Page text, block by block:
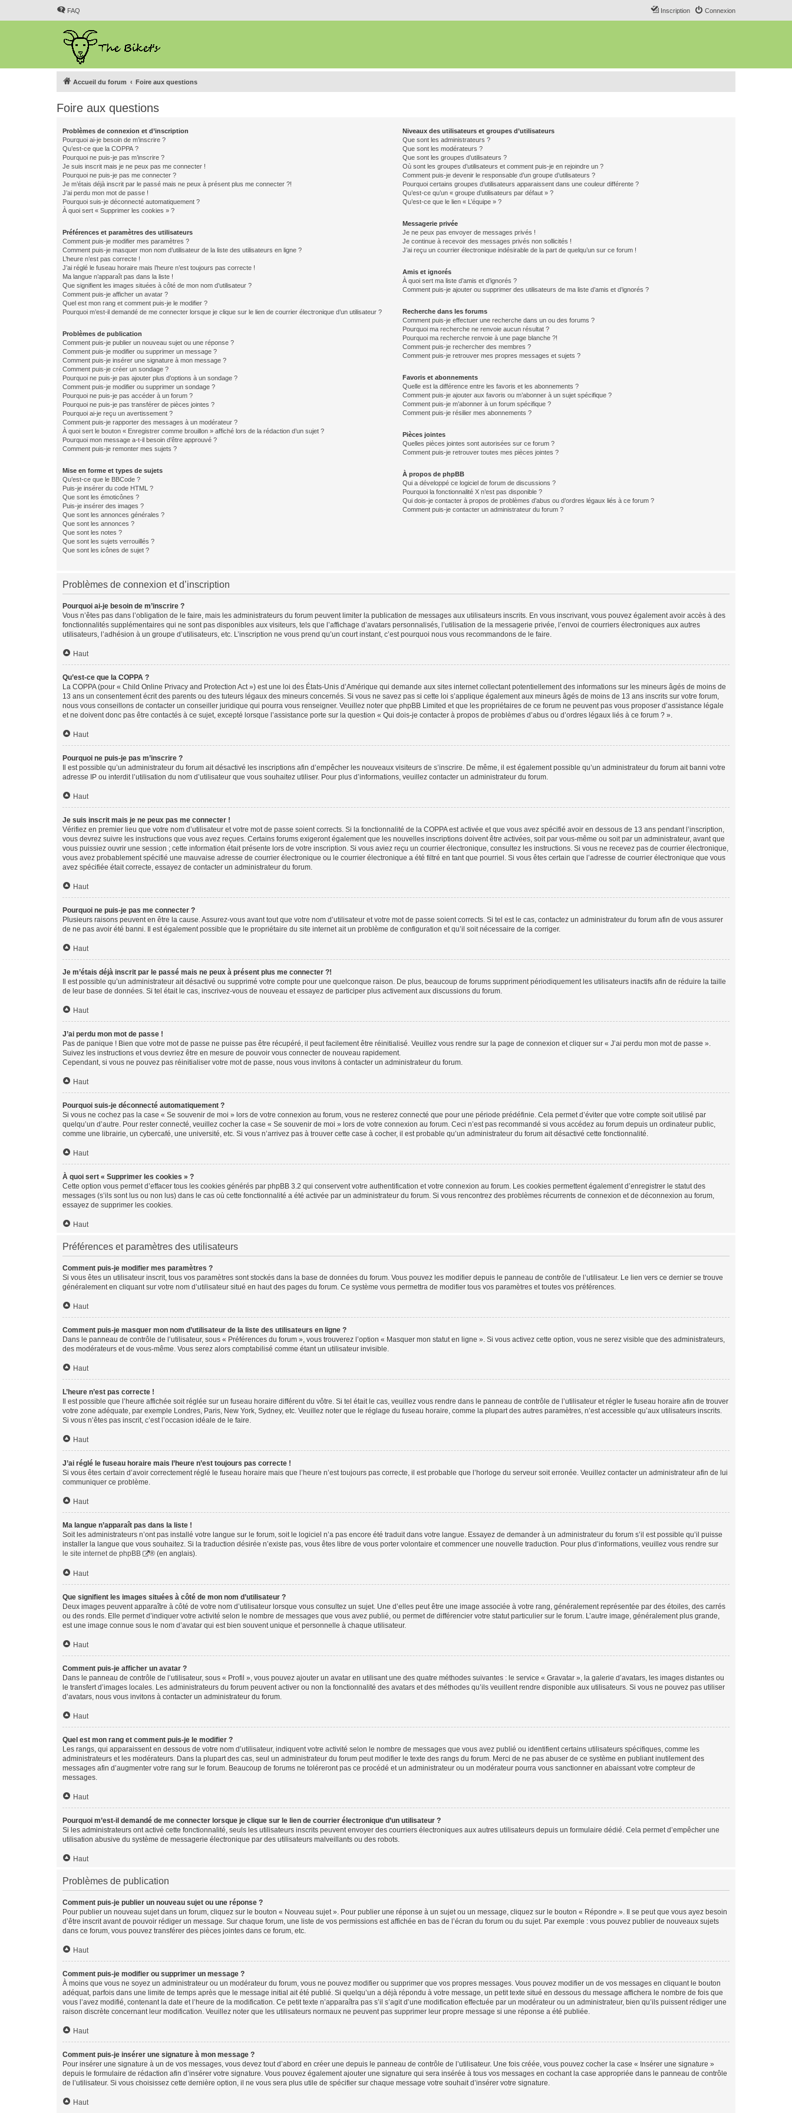
FAQ Connexion
Inscription
Accueil du forum Foire aux questions
Foire aux questions
Problèmes de connexion et d’inscription
Pourquoi ai-je besoin de m’inscrire ?
Qu’est-ce que la COPPA ?
Pourquoi ne puis-je pas m’inscrire ?
Je suis inscrit mais je ne peux pas me connecter !
Pourquoi ne puis-je pas me connecter ?
Je m’étais déjà inscrit par le passé mais ne peux à présent plus me connecter ?!
J’ai perdu mon mot de passe !
Pourquoi suis-je déconnecté automatiquement ?
À quoi sert « Supprimer les cookies » ?
Préférences et paramètres des utilisateurs
Comment puis-je modifier mes paramètres ?
Comment puis-je masquer mon nom d’utilisateur de la liste des utilisateurs en ligne ?
L’heure n’est pas correcte !
J’ai réglé le fuseau horaire mais l’heure n’est toujours pas correcte !
Ma langue n’apparaît pas dans la liste !
Que signifient les images situées à côté de mon nom d’utilisateur ?
Comment puis-je afficher un avatar ?
Quel est mon rang et comment puis-je le modifier ?
Pourquoi m’est-il demandé de me connecter lorsque je clique sur le lien de courrier électronique d’un utilisateur ?
Problèmes de publication
Comment puis-je publier un nouveau sujet ou une réponse ?
Comment puis-je modifier ou supprimer un message ?
Comment puis-je insérer une signature à mon message ?
Comment puis-je créer un sondage ?
Pourquoi ne puis-je pas ajouter plus d’options à un sondage ?
Comment puis-je modifier ou supprimer un sondage ?
Pourquoi ne puis-je pas accéder à un forum ?
Pourquoi ne puis-je pas transférer de pièces jointes ?
Pourquoi ai-je reçu un avertissement ?
Comment puis-je rapporter des messages à un modérateur ?
À quoi sert le bouton « Enregistrer comme brouillon » affiché lors de la rédaction d’un sujet ?
Pourquoi mon message a-t-il besoin d’être approuvé ?
Comment puis-je remonter mes sujets ?
Mise en forme et types de sujets
Qu’est-ce que le BBCode ?
Puis-je insérer du code HTML ?
Que sont les émoticônes ?
Puis-je insérer des images ?
Que sont les annonces générales ?
Que sont les annonces ?
Que sont les notes ?
Que sont les sujets verrouillés ?
Que sont les icônes de sujet ?
Niveaux des utilisateurs et groupes d’utilisateurs
Que sont les administrateurs ?
Que sont les modérateurs ?
Que sont les groupes d’utilisateurs ?
Où sont les groupes d’utilisateurs et comment puis-je en rejoindre un ?
Comment puis-je devenir le responsable d’un groupe d’utilisateurs ?
Pourquoi certains groupes d’utilisateurs apparaissent dans une couleur différente ?
Qu’est-ce qu’un « groupe d’utilisateurs par défaut » ?
Qu’est-ce que le lien « L’équipe » ?
Messagerie privée
Je ne peux pas envoyer de messages privés !
Je continue à recevoir des messages privés non sollicités !
J’ai reçu un courrier électronique indésirable de la part de quelqu’un sur ce forum !
Amis et ignorés
À quoi sert ma liste d’amis et d’ignorés ?
Comment puis-je ajouter ou supprimer des utilisateurs de ma liste d’amis et d’ignorés ?
Recherche dans les forums
Comment puis-je effectuer une recherche dans un ou des forums ?
Pourquoi ma recherche ne renvoie aucun résultat ?
Pourquoi ma recherche renvoie à une page blanche ?!
Comment puis-je rechercher des membres ?
Comment puis-je retrouver mes propres messages et sujets ?
Favoris et abonnements
Quelle est la différence entre les favoris et les abonnements ?
Comment puis-je ajouter aux favoris ou m’abonner à un sujet spécifique ?
Comment puis-je m’abonner à un forum spécifique ?
Comment puis-je résilier mes abonnements ?
Pièces jointes
Quelles pièces jointes sont autorisées sur ce forum ?
Comment puis-je retrouver toutes mes pièces jointes ?
À propos de phpBB
Qui a développé ce logiciel de forum de discussions ?
Pourquoi la fonctionnalité X n’est pas disponible ?
Qui dois-je contacter à propos de problèmes d’abus ou d’ordres légaux liés à ce forum ?
Comment puis-je contacter un administrateur du forum ?
Problèmes de connexion et d’inscription
Pourquoi ai-je besoin de m’inscrire ?
Vous n’êtes pas dans l’obligation de le faire, mais les administrateurs du forum peuvent limiter la publication de messages aux utilisateurs inscrits. En vous inscrivant, vous pouvez également avoir accès à des
fonctionnalités supplémentaires qui ne sont pas disponibles aux visiteurs, tels que l’affichage d’avatars personnalisés, l’utilisation de la messagerie privée, l’envoi de courriers électroniques aux autres
utilisateurs, l’adhésion à un groupe d’utilisateurs, etc. L’inscription ne vous prend qu’un court instant, c’est pourquoi nous vous recommandons de le faire.
Haut
Qu’est-ce que la COPPA ?
La COPPA (pour « Child Online Privacy and Protection Act ») est une loi des États-Unis d’Amérique qui demande aux sites internet collectant potentiellement des informations sur les mineurs âgés de moins de
13 ans un consentement écrit des parents ou des tuteurs légaux des mineurs concernés. Si vous ne savez pas si cette loi s’applique également aux mineurs âgés de moins de 13 ans inscrits sur votre forum,
nous vous conseillons de contacter un conseiller juridique qui pourra vous renseigner. Veuillez noter que phpBB Limited et que les propriétaires de ce forum ne peuvent pas vous proposer d’assistance légale
et ne doivent donc pas être contactés à ce sujet, excepté lorsque l’assistance porte sur la question « Qui dois-je contacter à propos de problèmes d’abus ou d’ordres légaux liés à ce forum ? ».
Haut
Pourquoi ne puis-je pas m’inscrire ?
Il est possible qu’un administrateur du forum ait désactivé les inscriptions afin d’empêcher les nouveaux visiteurs de s’inscrire. De même, il est également possible qu’un administrateur du forum ait banni votre
adresse IP ou interdit l’utilisation du nom d’utilisateur que vous souhaitez utiliser. Pour plus d’informations, veuillez contacter un administrateur du forum.
Haut
Je suis inscrit mais je ne peux pas me connecter !
Vérifiez en premier lieu que votre nom d’utilisateur et votre mot de passe soient corrects. Si la fonctionnalité de la COPPA est activée et que vous avez spécifié avoir en dessous de 13 ans pendant l’inscription,
vous devrez suivre les instructions que vous avez reçues. Certains forums exigeront également que les nouvelles inscriptions doivent être activées, soit par vous-même ou soit par un administrateur, avant que
vous puissiez ouvrir une session ; cette information était présente lors de votre inscription. Si vous aviez reçu un courrier électronique, consultez les instructions. Si vous ne recevez pas de courrier électronique,
vous avez probablement spécifié une mauvaise adresse de courrier électronique ou le courrier électronique a été filtré en tant que pourriel. Si vous êtes certain que l’adresse de courrier électronique que vous
avez spécifiée était correcte, essayez de contacter un administrateur du forum.
Haut
Pourquoi ne puis-je pas me connecter ?
Plusieurs raisons peuvent en être la cause. Assurez-vous avant tout que votre nom d’utilisateur et votre mot de passe soient corrects. Si tel est le cas, contactez un administrateur du forum afin de vous assurer
de ne pas avoir été banni. Il est également possible que le propriétaire du site internet ait un problème de configuration et qu’il soit nécessaire de la corriger.
Haut
Je m’étais déjà inscrit par le passé mais ne peux à présent plus me connecter ?!
Il est possible qu’un administrateur ait désactivé ou supprimé votre compte pour une quelconque raison. De plus, beaucoup de forums suppriment périodiquement les utilisateurs inactifs afin de réduire la taille
de leur base de données. Si tel était le cas, inscrivez-vous de nouveau et essayez de participer plus activement aux discussions du forum.
Haut
J’ai perdu mon mot de passe !
Pas de panique ! Bien que votre mot de passe ne puisse pas être récupéré, il peut facilement être réinitialisé. Veuillez vous rendre sur la page de connexion et cliquer sur « J’ai perdu mon mot de passe ».
Suivez les instructions et vous devriez être en mesure de pouvoir vous connecter de nouveau rapidement.
Cependant, si vous ne pouvez pas réinitialiser votre mot de passe, nous vous invitons à contacter un administrateur du forum.
Haut
Pourquoi suis-je déconnecté automatiquement ?
Si vous ne cochez pas la case « Se souvenir de moi » lors de votre connexion au forum, vous ne resterez connecté que pour une période prédéfinie. Cela permet d’éviter que votre compte soit utilisé par
quelqu’un d’autre. Pour rester connecté, veuillez cocher la case « Se souvenir de moi » lors de votre connexion au forum. Ceci n’est pas recommandé si vous accédez au forum depuis un ordinateur public,
comme une librairie, un cybercafé, une université, etc. Si vous n’arrivez pas à trouver cette case à cocher, il est probable qu’un administrateur du forum ait désactivé cette fonctionnalité.
Haut
À quoi sert « Supprimer les cookies » ?
Cette option vous permet d’effacer tous les cookies générés par phpBB 3.2 qui conservent votre authentification et votre connexion au forum. Les cookies permettent également d’enregistrer le statut des
messages (s’ils sont lus ou non lus) dans le cas où cette fonctionnalité a été activée par un administrateur du forum. Si vous rencontrez des problèmes récurrents de connexion et de déconnexion au forum,
essayez de supprimer les cookies.
Haut
Préférences et paramètres des utilisateurs
Comment puis-je modifier mes paramètres ?
Si vous êtes un utilisateur inscrit, tous vos paramètres sont stockés dans la base de données du forum. Vous pouvez les modifier depuis le panneau de contrôle de l’utilisateur. Le lien vers ce dernier se trouve
généralement en cliquant sur votre nom d’utilisateur situé en haut des pages du forum. Ce système vous permettra de modifier tous vos paramètres et toutes vos préférences.
Haut
Comment puis-je masquer mon nom d’utilisateur de la liste des utilisateurs en ligne ?
Dans le panneau de contrôle de l’utilisateur, sous « Préférences du forum », vous trouverez l’option « Masquer mon statut en ligne ». Si vous activez cette option, vous ne serez visible que des administrateurs,
des modérateurs et de vous-même. Vous serez alors comptabilisé comme étant un utilisateur invisible.
Haut
L’heure n’est pas correcte !
Il est possible que l’heure affichée soit réglée sur un fuseau horaire différent du vôtre. Si tel était le cas, veuillez vous rendre dans le panneau de contrôle de l’utilisateur et régler le fuseau horaire afin de trouver
votre zone adéquate, par exemple Londres, Paris, New York, Sydney, etc. Veuillez noter que le réglage du fuseau horaire, comme la plupart des autres paramètres, n’est accessible qu’aux utilisateurs inscrits.
Si vous n’êtes pas inscrit, c’est l’occasion idéale de le faire.
Haut
J’ai réglé le fuseau horaire mais l’heure n’est toujours pas correcte !
Si vous êtes certain d’avoir correctement réglé le fuseau horaire mais que l’heure n’est toujours pas correcte, il est probable que l’horloge du serveur soit erronée. Veuillez contacter un administrateur afin de lui
communiquer ce problème.
Haut
Ma langue n’apparaît pas dans la liste !
Soit les administrateurs n’ont pas installé votre langue sur le forum, soit le logiciel n’a pas encore été traduit dans votre langue. Essayez de demander à un administrateur du forum s’il est possible qu’il puisse
installer la langue que vous souhaitez. Si la traduction désirée n’existe pas, vous êtes libre de vous porter volontaire et commencer une nouvelle traduction. Pour plus d’informations, veuillez vous rendre sur
le site internet de phpBB
® (en anglais).
Haut
Que signifient les images situées à côté de mon nom d’utilisateur ?
Deux images peuvent apparaître à côté de votre nom d’utilisateur lorsque vous consultez un sujet. Une d’elles peut être une image associée à votre rang, généralement représentée par des étoiles, des carrés
ou des ronds. Elle permet d’indiquer votre activité selon le nombre de messages que vous avez publié, ou permet de différencier votre statut particulier sur le forum. L’autre image, généralement plus grande,
est une image connue sous le nom d’avatar qui est bien souvent unique et personnelle à chaque utilisateur.
Haut
Comment puis-je afficher un avatar ?
Dans le panneau de contrôle de l’utilisateur, sous « Profil », vous pouvez ajouter un avatar en utilisant une des quatre méthodes suivantes : le service « Gravatar », la galerie d’avatars, les images distantes ou
le transfert d’images locales. Les administrateurs du forum peuvent activer ou non la fonctionnalité des avatars et des méthodes qu’ils veuillent rendre disponible aux utilisateurs. Si vous ne pouvez pas utiliser
d’avatars, nous vous invitons à contacter un administrateur du forum.
Haut
Quel est mon rang et comment puis-je le modifier ?
Les rangs, qui apparaissent en dessous de votre nom d’utilisateur, indiquent votre activité selon le nombre de messages que vous avez publié ou identifient certains utilisateurs spécifiques, comme les
administrateurs et les modérateurs. Dans la plupart des cas, seul un administrateur du forum peut modifier le texte des rangs du forum. Merci de ne pas abuser de ce système en publiant inutilement des
messages afin d’augmenter votre rang sur le forum. Beaucoup de forums ne toléreront pas ce procédé et un administrateur ou un modérateur pourra vous sanctionner en abaissant votre compteur de
messages.
Haut
Pourquoi m’est-il demandé de me connecter lorsque je clique sur le lien de courrier électronique d’un utilisateur ?
Si les administrateurs ont activé cette fonctionnalité, seuls les utilisateurs inscrits peuvent envoyer des courriers électroniques aux autres utilisateurs depuis un formulaire dédié. Cela permet d’empêcher une
utilisation abusive du système de messagerie électronique par des utilisateurs malveillants ou des robots.
Haut
Problèmes de publication
Comment puis-je publier un nouveau sujet ou une réponse ?
Pour publier un nouveau sujet dans un forum, cliquez sur le bouton « Nouveau sujet ». Pour publier une réponse à un sujet ou un message, cliquez sur le bouton « Répondre ». Il se peut que vous ayez besoin
d’être inscrit avant de pouvoir rédiger un message. Sur chaque forum, une liste de vos permissions est affichée en bas de l’écran du forum ou du sujet. Par exemple : vous pouvez publier de nouveaux sujets
dans ce forum, vous pouvez transférer des pièces jointes dans ce forum, etc.
Haut
Comment puis-je modifier ou supprimer un message ?
À moins que vous ne soyez un administrateur ou un modérateur du forum, vous ne pouvez modifier ou supprimer que vos propres messages. Vous pouvez modifier un de vos messages en cliquant le bouton
adéquat, parfois dans une limite de temps après que le message initial ait été publié. Si quelqu’un a déjà répondu à votre message, un petit texte situé en dessous du message affichera le nombre de fois que
vous l’avez modifié, contenant la date et l’heure de la modification. Ce petit texte n’apparaîtra pas s’il s’agit d’une modification effectuée par un modérateur ou un administrateur, bien qu’ils puissent rédiger une
raison discrète concernant leur modification. Veuillez noter que les utilisateurs normaux ne peuvent pas supprimer leur propre message si une réponse a été publiée.
Haut
Comment puis-je insérer une signature à mon message ?
Pour insérer une signature à un de vos messages, vous devez tout d’abord en créer une depuis le panneau de contrôle de l’utilisateur. Une fois créée, vous pouvez cocher la case « Insérer une signature »
depuis le formulaire de rédaction afin d’insérer votre signature. Vous pouvez également ajouter une signature qui sera insérée à tous vos messages en cochant la case appropriée dans le panneau de contrôle
de l’utilisateur. Si vous choisissez cette dernière option, il ne vous sera plus utile de spécifier sur chaque message votre souhait d’insérer votre signature.
Haut